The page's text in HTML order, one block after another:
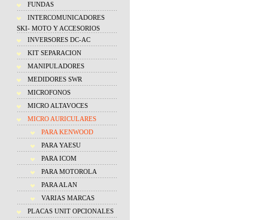
FUNDAS
INTERCOMUNICADORES
SKI- MOTO Y ACCESORIOS
INVERSORES DC-AC
KIT SEPARACION
MANIPULADORES
MEDIDORES SWR
MICROFONOS
MICRO ALTAVOCES
MICRO AURICULARES
PARA KENWOOD
PARA YAESU
PARA ICOM
PARA MOTOROLA
PARA ALAN
VARIAS MARCAS
PLACAS UNIT OPCIONALES